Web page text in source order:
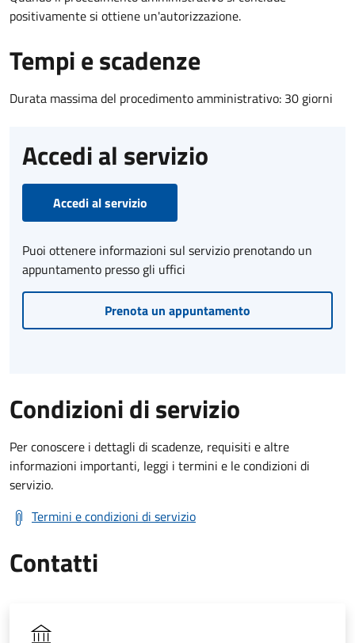
positivamente si ottiene un'autorizzazione.
Tempi e scadenze
Durata massima del procedimento amministrativo: 30 giorni
Accedi al servizio
Accedi al servizio
Puoi ottenere informazioni sul servizio prenotando un
appuntamento presso gli uffici
Prenota un appuntamento
Condizioni di servizio
Per conoscere i dettagli di scadenze, requisiti e altre
informazioni importanti, leggi i termini e le condizioni di
servizio.
Termini e condizioni di servizio
Contatti